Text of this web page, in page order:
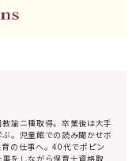
諭ニ種取得。卒業後は大手
。児童館での読み聞かせボ
の仕事へ。40代でポピン
をしながら保育士資格取